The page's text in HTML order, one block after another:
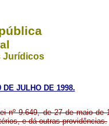
Jurídicos
DE JULHO DE 1998.
nº 9.649, de 27 de maio de
e dá outras providências.